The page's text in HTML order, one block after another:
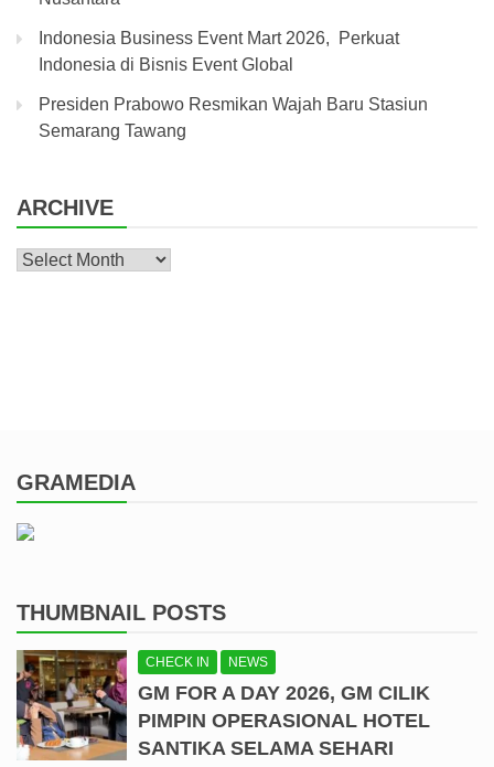
Indonesia Business Event Mart 2026, Perkuat
Indonesia di Bisnis Event Global
Presiden Prabowo Resmikan Wajah Baru Stasiun
Semarang Tawang
ARCHIVE
Archive
GRAMEDIA
THUMBNAIL POSTS
CHECK IN NEWS
GM FOR A DAY 2026, GM CILIK
PIMPIN OPERASIONAL HOTEL
SANTIKA SELAMA SEHARI